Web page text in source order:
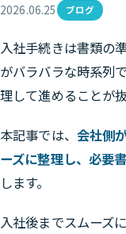
2026.06.25 ブログ
入社手続きは書類の
がバラバラな時系列
理して進めることが
本記事では、 会社側
ーズに整理し、必要
します。
入社後までスムーズ